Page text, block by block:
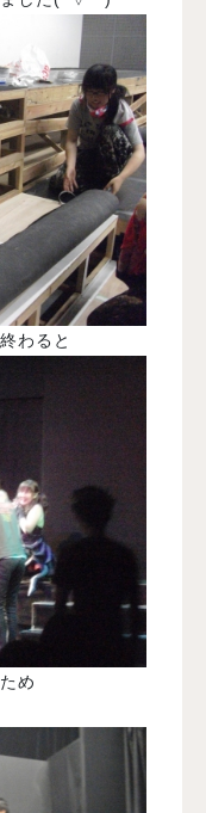
わると
め